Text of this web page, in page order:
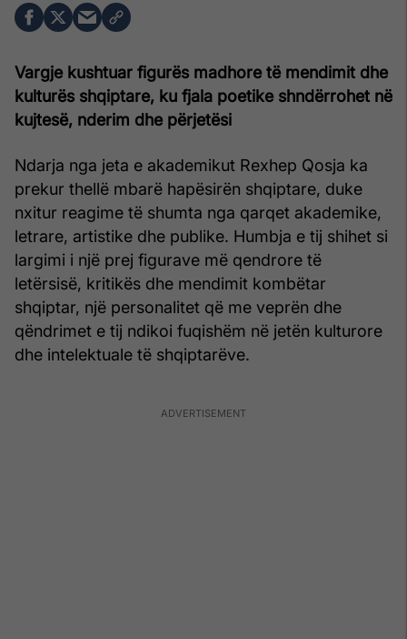
Vargje kushtuar figurës madhore të mendimit dhe
kulturës shqiptare, ku fjala poetike shndërrohet në
kujtesë, nderim dhe përjetësi
Ndarja nga jeta e akademikut Rexhep Qosja ka
prekur thellë mbarë hapësirën shqiptare, duke
nxitur reagime të shumta nga qarqet akademike,
letrare, artistike dhe publike. Humbja e tij shihet si
largimi i një prej figurave më qendrore të
letërsisë, kritikës dhe mendimit kombëtar
shqiptar, një personalitet që me veprën dhe
qëndrimet e tij ndikoi fuqishëm në jetën kulturore
dhe intelektuale të shqiptarëve.